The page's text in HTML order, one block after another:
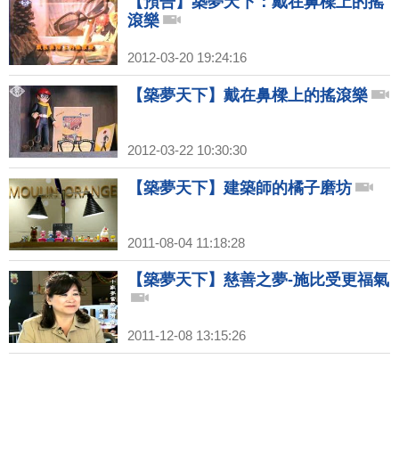
滾樂
2012-03-20 19:24:16
【築夢天下】戴在鼻樑上的搖滾樂
2012-03-22 10:30:30
【築夢天下】建築師的橘子磨坊
2011-08-04 11:18:28
【築夢天下】慈善之夢-施比受更福氣
2011-12-08 13:15:26